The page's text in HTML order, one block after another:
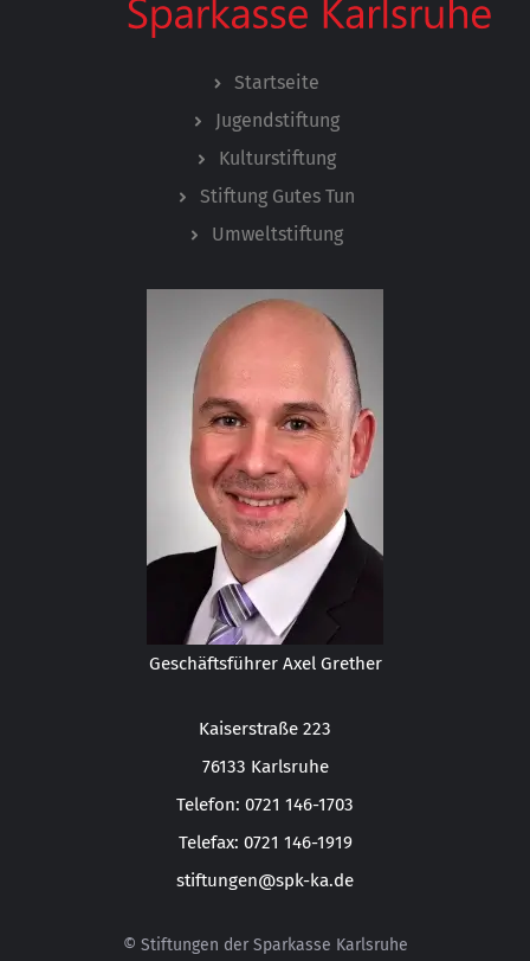
Startseite
Jugendstiftung
Kulturstiftung
Stiftung Gutes Tun
Umweltstiftung
Geschäftsführer Axel Grether
Kaiserstraße 223
76133 Karlsruhe
Telefon: 0721 146-1703
Telefax: 0721 146-1919
stiftungen@spk-ka.de
© Stiftungen der Sparkasse Karlsruhe